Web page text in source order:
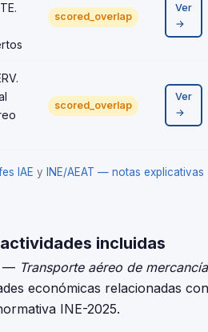
scored_overlap
Ver
→
scored_overlap
Ver
→
IAE y
INE/AEAT — notas explicativas
incluidas
— Transporte aéreo de
económicas relacionadas con
INE-2025.